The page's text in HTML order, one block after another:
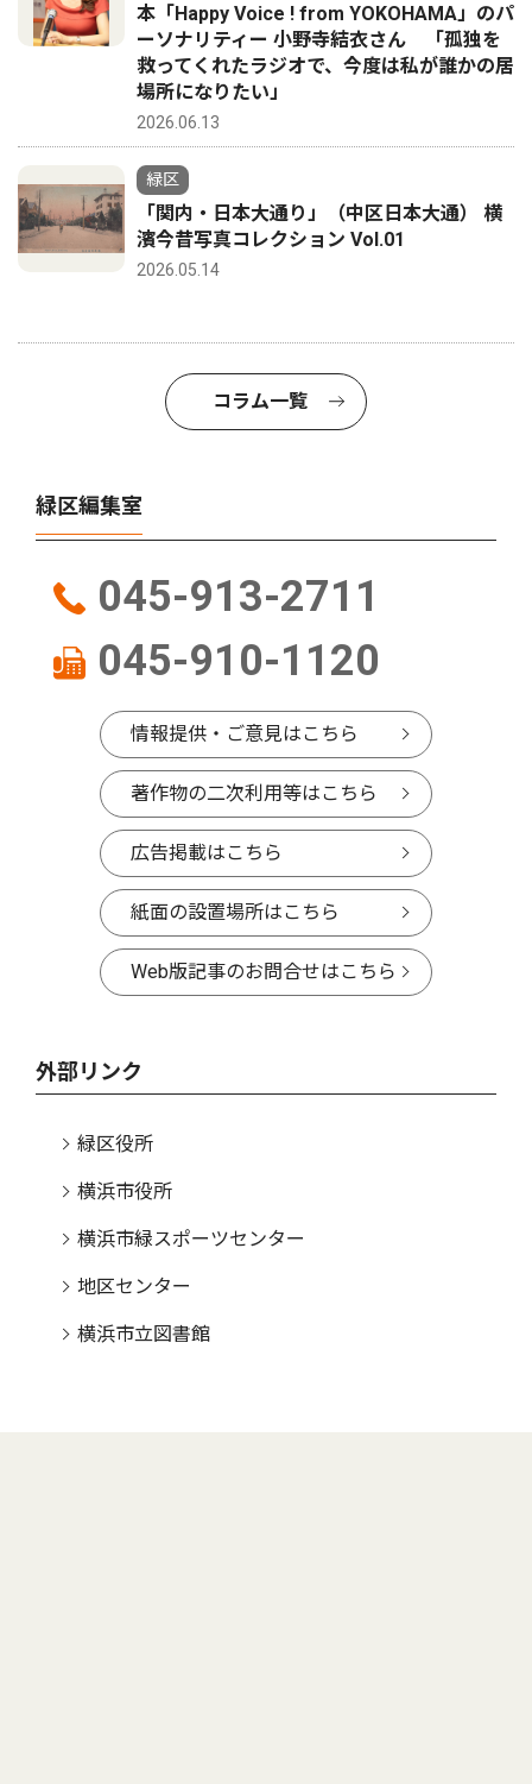
本「Happy Voice ! from YOKOHAMA」のパ
ーソナリティー 小野寺結衣さん 「孤独を
救ってくれたラジオで、今度は私が誰かの居
場所になりたい」
2026.06.13
緑区
「関内・日本大通り」（中区日本大通） 横
濱今昔写真コレクション Vol.01
2026.05.14
コラム一覧
緑区編集室
045-913-2711
045-910-1120
情報提供・ご意見はこちら
著作物の二次利用等はこちら
広告掲載はこちら
紙面の設置場所はこちら
Web版記事のお問合せはこちら
外部リンク
緑区役所
横浜市役所
横浜市緑スポーツセンター
地区センター
横浜市立図書館